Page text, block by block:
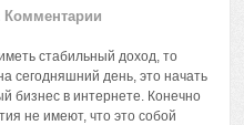
Комментарии
стабильный доход, то
сегодняшний день, это начать
бизнес в интернете. Конечно
не имеют, что это собой